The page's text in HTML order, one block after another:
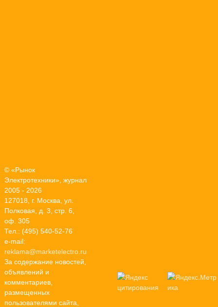
© «Рынок
Электротехники», журнал
2005 - 2026
127018, г. Москва, ул.
Полковая, д. 3, стр. 6,
оф. 305
Тел.: (495) 540-52-76
e-mail:
reklama@marketelectro.ru
За содержание новостей,
объявлений и
комментариев,
размещенных
пользователями сайта,